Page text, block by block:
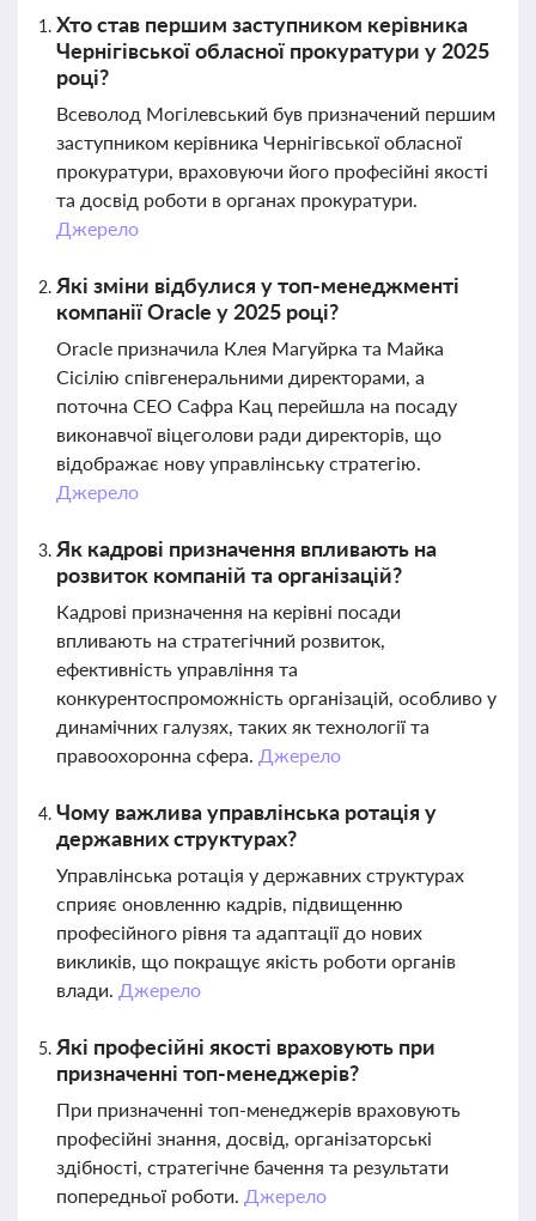
Хто став першим заступником керівника
Чернігівської обласної прокуратури у 2025
році?
Всеволод Могілевський був призначений першим
заступником керівника Чернігівської обласної
прокуратури, враховуючи його професійні якості
та досвід роботи в органах прокуратури.
Джерело
Які зміни відбулися у топ-менеджменті
компанії Oracle у 2025 році?
Oracle призначила Клея Магуйрка та Майка
Сісілію співгенеральними директорами, а
поточна CEO Сафра Кац перейшла на посаду
виконавчої віцеголови ради директорів, що
відображає нову управлінську стратегію.
Джерело
Як кадрові призначення впливають на
розвиток компаній та організацій?
Кадрові призначення на керівні посади
впливають на стратегічний розвиток,
ефективність управління та
конкурентоспроможність організацій, особливо у
динамічних галузях, таких як технології та
правоохоронна сфера. Джерело
Чому важлива управлінська ротація у
державних структурах?
Управлінська ротація у державних структурах
сприяє оновленню кадрів, підвищенню
професійного рівня та адаптації до нових
викликів, що покращує якість роботи органів
влади. Джерело
Які професійні якості враховують при
призначенні топ-менеджерів?
При призначенні топ-менеджерів враховують
професійні знання, досвід, організаторські
здібності, стратегічне бачення та результати
попередньої роботи. Джерело